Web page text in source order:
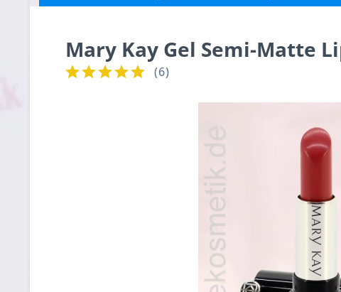
Mary Kay Gel Semi-Matte
(6)